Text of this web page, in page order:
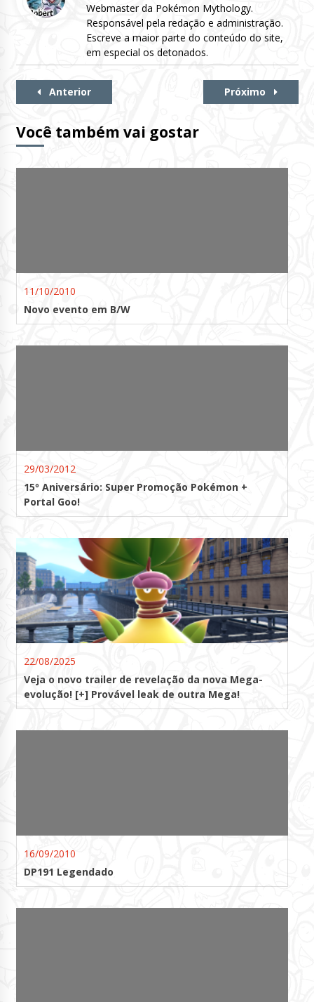
Webmaster da Pokémon Mythology.
Responsável pela redação e administração.
Escreve a maior parte do conteúdo do site,
em especial os detonados.
Continue
Anterior Próximo
Você também vai gostar
11/10/2010
Novo evento em B/W
29/03/2012
15º Aniversário: Super Promoção Pokémon +
Portal Goo!
22/08/2025
Veja o novo trailer de revelação da nova Mega-
evolução! [+] Provável leak de outra Mega!
16/09/2010
DP191 Legendado